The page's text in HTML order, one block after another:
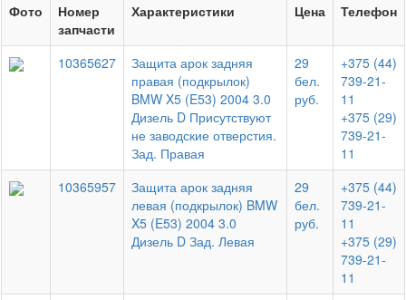
Фото
Номер
запчасти
Характеристики Цена Телефон
10365627
Защита арок задняя
правая (подкрылок)
BMW X5 (E53) 2004 3.0
Дизель D Присутствуют
не заводские отверстия.
Зад. Правая
29
бел.
руб.
+375 (44)
739-21-
11
+375 (29)
739-21-
11
10365957
Защита арок задняя
левая (подкрылок) BMW
X5 (E53) 2004 3.0
Дизель D Зад. Левая
29
бел.
руб.
+375 (44)
739-21-
11
+375 (29)
739-21-
11